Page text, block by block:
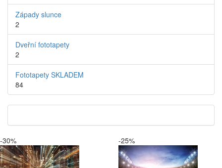
Západy slunce
2
Dveřní fototapety
2
Fototapety SKLADEM
84
-30% -25%